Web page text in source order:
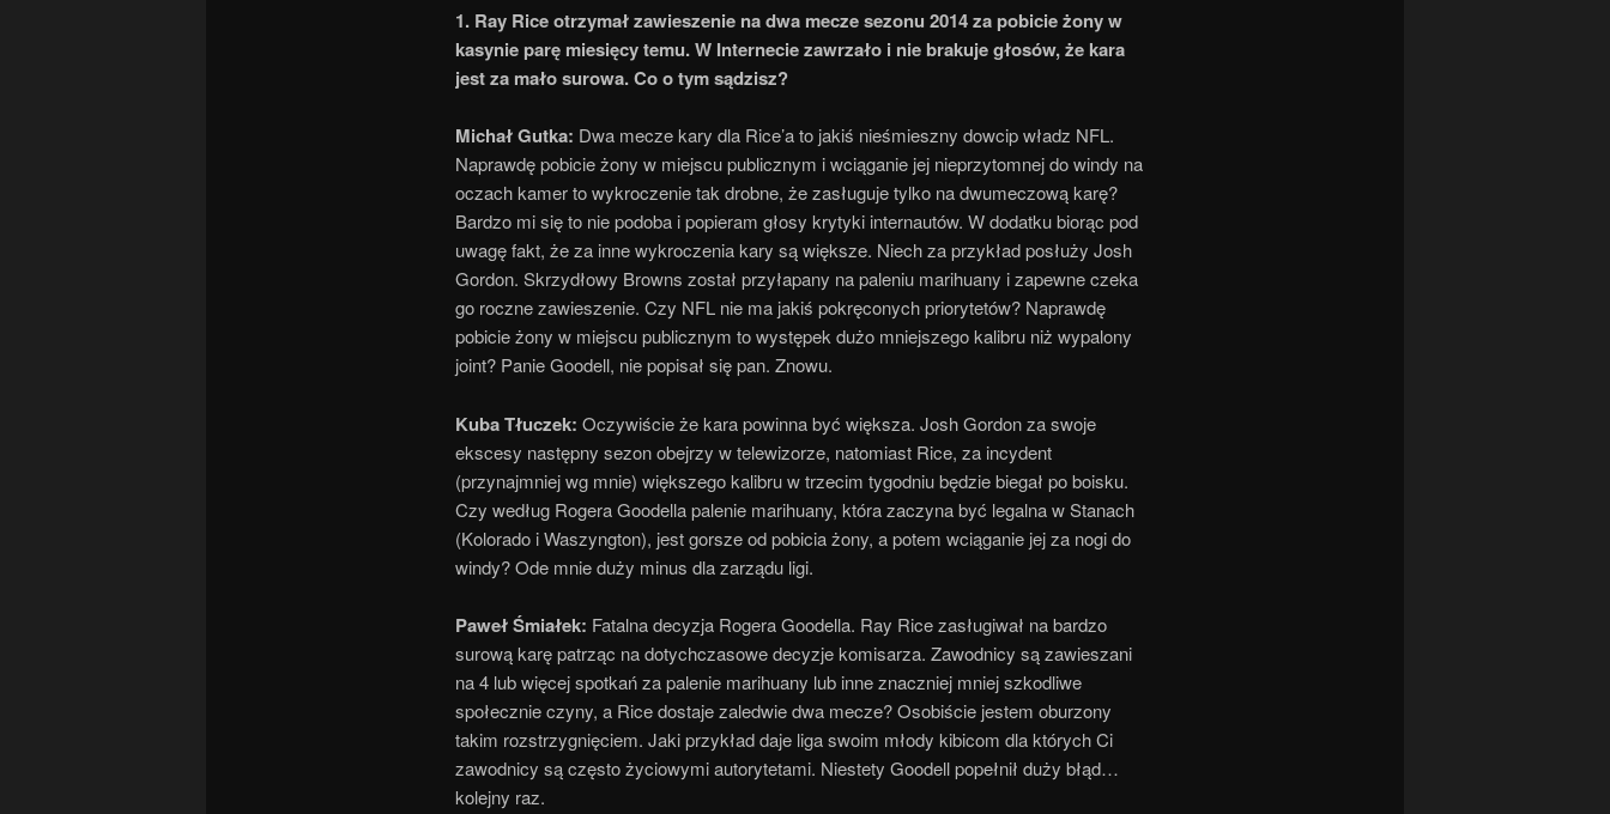
1. Ray Rice otrzymał zawieszenie na dwa mecze sezonu 2014 za pobicie żony w
kasynie parę miesięcy temu. W Internecie zawrzało i nie brakuje głosów, że kara
jest za mało surowa. Co o tym sądzisz?
Michał Gutka: Dwa mecze kary dla Rice’a to jakiś nieśmieszny dowcip władz NFL.
Naprawdę pobicie żony w miejscu publicznym i wciąganie jej nieprzytomnej do windy na
oczach kamer to wykroczenie tak drobne, że zasługuje tylko na dwumeczową karę?
Bardzo mi się to nie podoba i popieram głosy krytyki internautów. W dodatku biorąc pod
uwagę fakt, że za inne wykroczenia kary są większe. Niech za przykład posłuży Josh
Gordon. Skrzydłowy Browns został przyłapany na paleniu marihuany i zapewne czeka
go roczne zawieszenie. Czy NFL nie ma jakiś pokręconych priorytetów? Naprawdę
pobicie żony w miejscu publicznym to występek dużo mniejszego kalibru niż wypalony
joint? Panie Goodell, nie popisał się pan. Znowu.
Kuba Tłuczek: Oczywiście że kara powinna być większa. Josh Gordon za swoje
ekscesy następny sezon obejrzy w telewizorze, natomiast Rice, za incydent
(przynajmniej wg mnie) większego kalibru w trzecim tygodniu będzie biegał po boisku.
Czy według Rogera Goodella palenie marihuany, która zaczyna być legalna w Stanach
(Kolorado i Waszyngton), jest gorsze od pobicia żony, a potem wciąganie jej za nogi do
windy? Ode mnie duży minus dla zarządu ligi.
Paweł Śmiałek: Fatalna decyzja Rogera Goodella. Ray Rice zasługiwał na bardzo
surową karę patrząc na dotychczasowe decyzje komisarza. Zawodnicy są zawieszani
na 4 lub więcej spotkań za palenie marihuany lub inne znaczniej mniej szkodliwe
społecznie czyny, a Rice dostaje zaledwie dwa mecze? Osobiście jestem oburzony
takim rozstrzygnięciem. Jaki przykład daje liga swoim młody kibicom dla których Ci
zawodnicy są często życiowymi autorytetami. Niestety Goodell popełnił duży błąd…
kolejny raz.